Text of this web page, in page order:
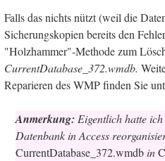
Falls das nichts nützt (weil die
Sicherungskopien bereits den
"Holzhammer"-Methode zum
CurrentDatabase_372.wmdb.
Reparieren des WMP finden Sie
Anmerkung: Eigentlich hatte
Datenbank in Access
CurrentDatabase_372.wmdbin